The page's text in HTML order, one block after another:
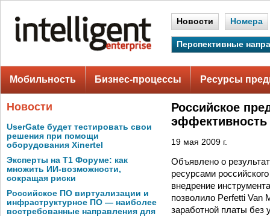
Новости Номера
Перспективные
Мобильность Бизнес-процессы Ресурсы
Новости
UserGate будет тестировать свои
решения при помощи
оборудования Xinertel
Эксперты на Т1 Форуме: как
множить ИИ-возможности,
сокращая риски
Российское ПО виртуализации и
инфраструктурное ПО — наиболее
востребованные направления для
Российское
эффективность
19 мая 2009 г.
Объявлено о
ресурсами
внедрение
позволило Perfetti Van
заработной платы без